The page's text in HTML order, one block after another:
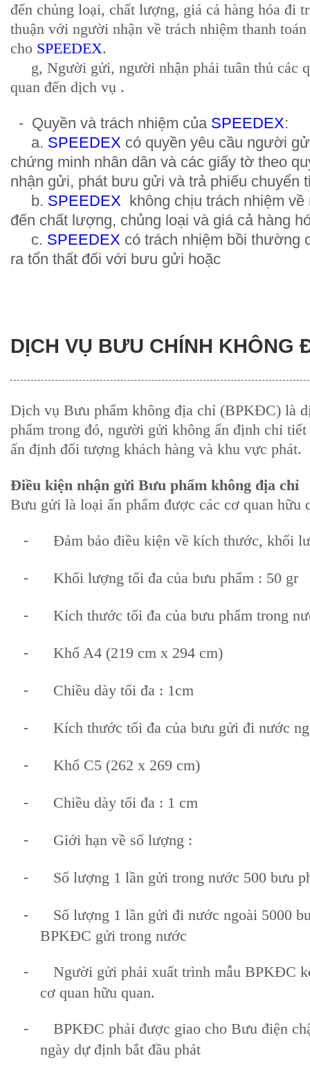
đến chủng loại, chất lượng, giá cả hàng hóa đi
thuận với người nhận về trách nhiệm thanh
cho SPEEDEX.
g, Người gửi, người nhận phải tuân thủ các
quan đến dịch vụ .
- Quyền và trách nhiệm của SPEEDEX:
a. SPEEDEX có quyền yêu cầu người
chứng minh nhân dân và các giấy tờ theo
nhận gửi, phát bưu gửi và trả phiếu chuyển
b. SPEEDEX không chịu trách nhiệm
đến chất lượng, chủng loại và giá cả hàng
c. SPEEDEX có trách nhiệm bồi thường
ra tổn thất đối với bưu gửi hoặc
DỊCH VỤ BƯU CHÍNH KHÔNG
Dịch vụ Bưu phẩm không địa chỉ (BPKĐC) là
phẩm trong đó, người gửi không ấn định chi
ấn định đối tượng khách hàng và khu vực phát.
Điều kiện nhận gửi Bưu phẩm không địa chỉ
Bưu gửi là loại ấn phẩm được các cơ quan hữu
- Đảm bảo điều kiện về kích thước, khối
- Khối lượng tối đa của bưu phẩm : 50 gr
- Kích thước tối đa của bưu phẩm trong
- Khổ A4 (219 cm x 294 cm)
- Chiều dày tối đa : 1cm
- Kích thước tối đa của bưu gửi đi nước
- Khổ C5 (262 x 269 cm)
- Chiều dày tối đa : 1 cm
- Giới hạn về số lượng :
- Số lượng 1 lần gửi trong nước 500 bưu
-
Số lượng 1 lần gửi đi nước ngoài 5000
BPKĐC gửi trong nước
-
Người gửi phải xuất trình mẫu BPKĐC
cơ quan hữu quan.
-
BPKĐC phải được giao cho Bưu điện
ngày dự định bắt đầu phát